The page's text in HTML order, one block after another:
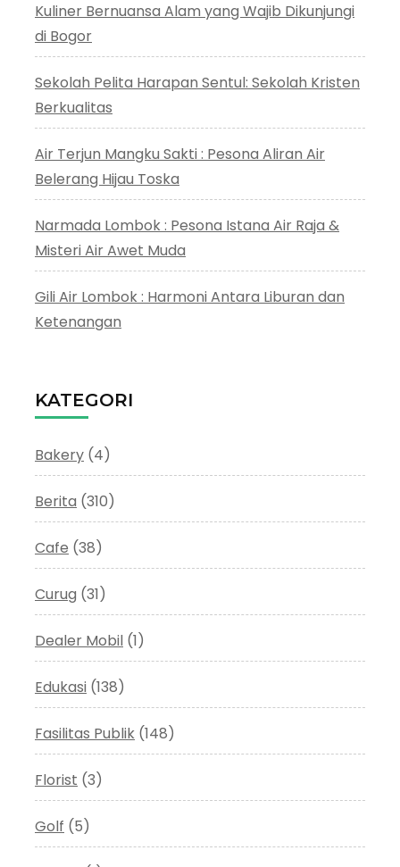
Kuliner Bernuansa Alam yang Wajib Dikunjungi
di Bogor
Sekolah Pelita Harapan Sentul: Sekolah Kristen
Berkualitas
Air Terjun Mangku Sakti : Pesona Aliran Air
Belerang Hijau Toska
Narmada Lombok : Pesona Istana Air Raja &
Misteri Air Awet Muda
Gili Air Lombok : Harmoni Antara Liburan dan
Ketenangan
KATEGORI
Bakery (4)
Berita (310)
Cafe (38)
Curug (31)
Dealer Mobil (1)
Edukasi (138)
Fasilitas Publik (148)
Florist (3)
Golf (5)